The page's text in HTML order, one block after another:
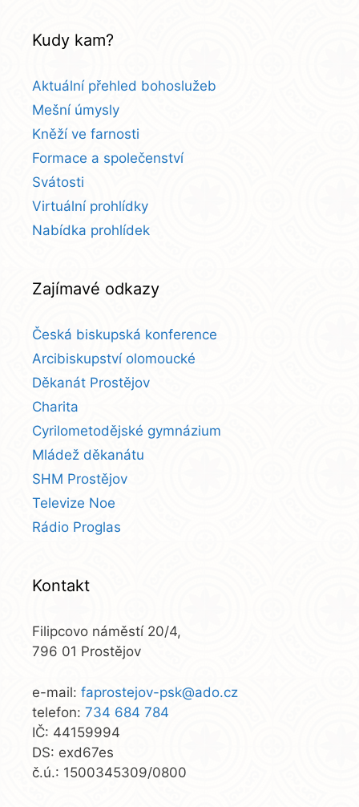
Kudy kam?
Aktuální přehled bohoslužeb
Mešní úmysly
Kněží ve farnosti
Formace a společenství
Svátosti
Virtuální prohlídky
Nabídka prohlídek
Zajímavé odkazy
Česká biskupská konference
Arcibiskupství olomoucké
Děkanát Prostějov
Charita
Cyrilometodějské gymnázium
Mládež děkanátu
SHM Prostějov
Televize Noe
Rádio Proglas
Kontakt
Filipcovo náměstí 20/4,
796 01 Prostějov
e-mail: faprostejov-psk@ado.cz
telefon: 734 684 784
IČ: 44159994
DS: exd67es
č.ú.: 1500345309/0800